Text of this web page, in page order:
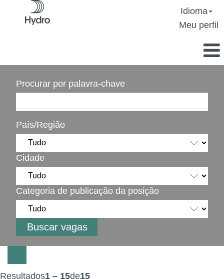
Idioma
Meu perfil
Procurar por palavra-chave
País/Região
Cidade
Categoria de publicação da posição
Resultados1 – 15de15